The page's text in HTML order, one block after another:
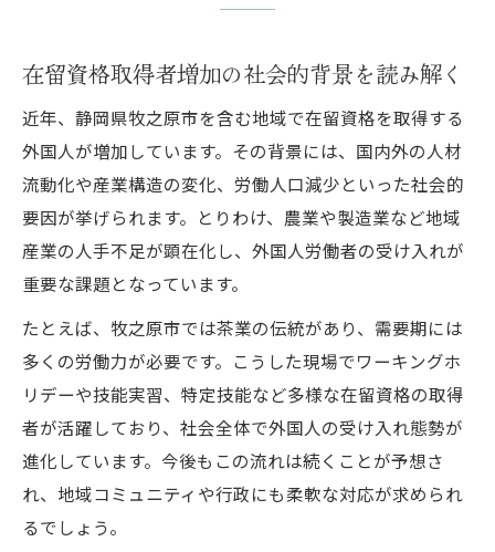
在留資格取得者増加の社会的背景を読み解く
近年、静岡県牧之原市を含む地域で在留資格を取得する
外国人が増加しています。その背景には、国内外の人材
流動化や産業構造の変化、労働人口減少といった社会的
要因が挙げられます。とりわけ、農業や製造業など地域
産業の人手不足が顕在化し、外国人労働者の受け入れが
重要な課題となっています。
たとえば、牧之原市では茶業の伝統があり、需要期には
多くの労働力が必要です。こうした現場でワーキングホ
リデーや技能実習、特定技能など多様な在留資格の取得
者が活躍しており、社会全体で外国人の受け入れ態勢が
進化しています。今後もこの流れは続くことが予想さ
れ、地域コミュニティや行政にも柔軟な対応が求められ
るでしょう。